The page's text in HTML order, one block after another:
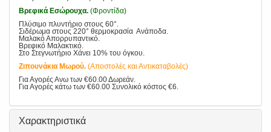
Βρεφικά Εσώρουχα. (Φροντίδα)
Πλύσιμο πλυντήριο στους 60°.
Σιδέρωμα στους 220° θερμοκρασία Ανάποδα.
Μαλακό Απορρυπαντικό.
Βρεφικό Μαλακτικό.
Στο Στεγνωτήριο Χάνει 10% του όγκου.
Ζιπουνάκια Μωρού. (Αποστολές και Αντικαταβολές)
Για Αγορές Ανω των €60.00 Δωρεάν.
Για Αγορές κάτω των €60.00 Συνολικό κόστος €6.
Χαρακτηριστικά